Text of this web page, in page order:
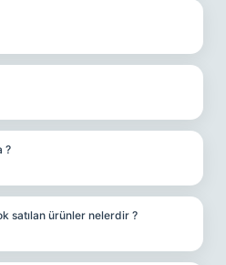
?
satılan ürünler nelerdir ?